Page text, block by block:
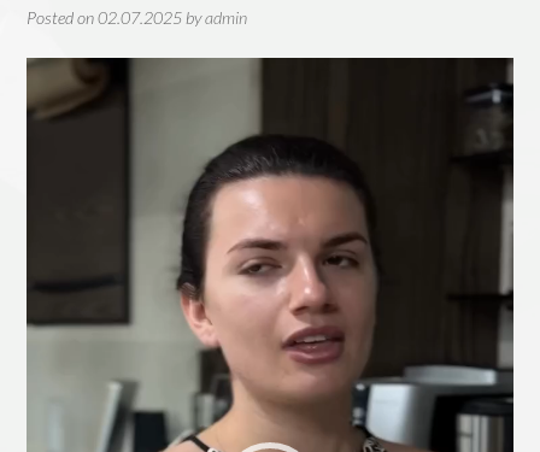
Posted on02.07.2025 byadmin
Видеоплеер